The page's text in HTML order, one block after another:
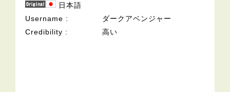
日本語
Username
ダークアベンジャー
Credibility
高い